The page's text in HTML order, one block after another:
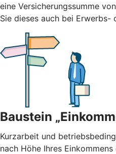
eine Versicherungssumme
Sie dieses auch bei Erwerbs-
Baustein
Kurzarbeit und
nach Höhe Ihres